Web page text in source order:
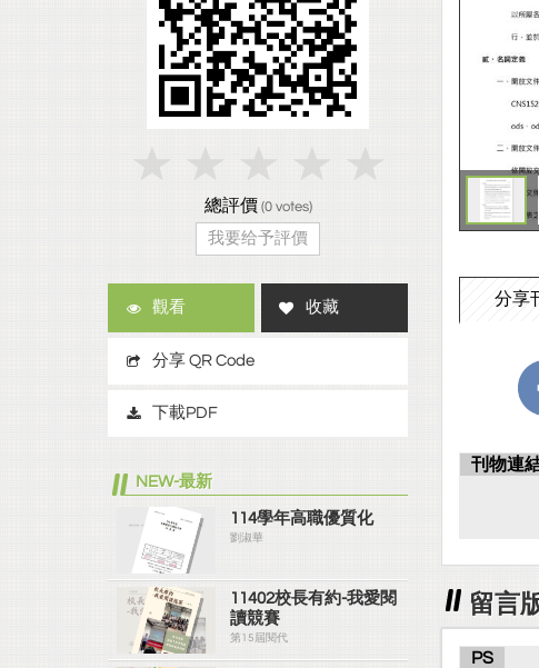
分享
刊物連
留言
PS
總評價 (0votes)
我要给予評價
觀看 收藏
分享 QR Code
下載PDF
NEW-最新
114學年高職優質化
劉淑華
11402校長有約-我愛閱
讀競賽
第15屆閱代